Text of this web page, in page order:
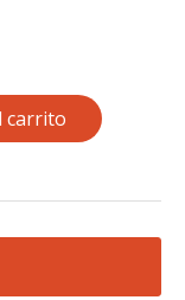
carrito